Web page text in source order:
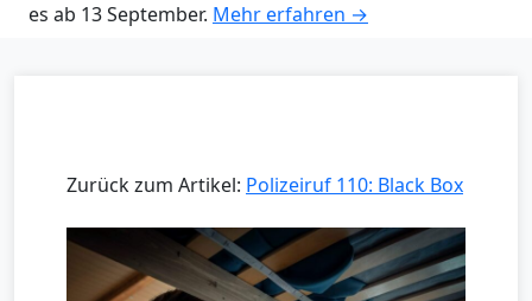
es ab 13 September. Mehr erfahren →
Zurück zum Artikel: Polizeiruf 110: Black Box